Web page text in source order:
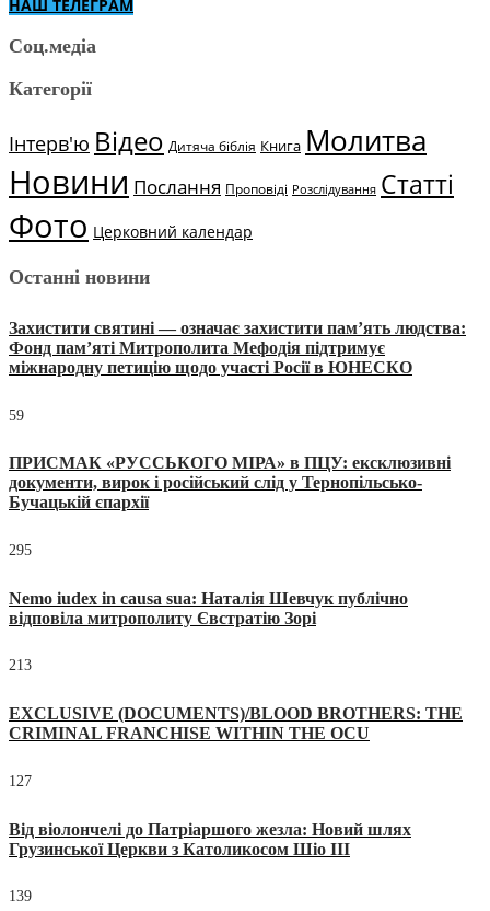
НАШ ТЕЛЕГРАМ
Соц.медіа
Категорії
Інтерв'ю Відео Дитяча біблія Книга Молитва
Новини Послання Проповіді Розслідування Статті
Фото Церковний календар
Останні новини
Захистити святині — означає захистити пам’ять людства:
Фонд пам’яті Митрополита Мефодія підтримує
міжнародну петицію щодо участі Росії в ЮНЕСКО
59
ПРИСМАК «РУССЬКОГО МІРА» в ПЦУ: ексклюзивні
документи, вирок і російський слід у Тернопільсько-
Бучацькій єпархії
295
Nemo iudex in causa sua: Наталія Шевчук публічно
відповіла митрополиту Євстратію Зорі
213
EXCLUSIVE (DOCUMENTS)/BLOOD BROTHERS: THE
CRIMINAL FRANCHISE WITHIN THE OCU
127
Від віолончелі до Патріаршого жезла: Новий шлях
Грузинської Церкви з Католикосом Шіо III
139